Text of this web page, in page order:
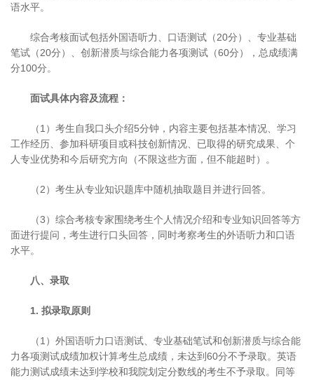
语水平。
综合考核面试包括外国语听力、口语测试（20分）、专业基础
笔试（20分）、创新潜质与综合能力各项测试（60分），总成绩满
分100分。
面试具体内容及流程：
（1）考生自我口头介绍5分钟，内容主要包括基本情况、学习
工作经历、参加科研项目或科技创新情况、已取得的研究成果、个
人专业优势和今后研究方向（不限这些方面，但不能超时）。
（2）考生从专业知识题库中随机抽取题目并进行回答。
（3）综合考核专家围绕考生个人情况介绍和专业知识回答等方
面进行提问，考生进行口头回答，同时考察考生的外语听力和口语
水平。
八、录取
1. 拟录取原则
（1）外国语听力口语测试、专业基础笔试和创新潜质与综合能
力各项测试成绩加权计算考生总成绩，未达到60分不予录取。英语
能力测试成绩未达到学校和我院划定分数线的考生不予录取。同等